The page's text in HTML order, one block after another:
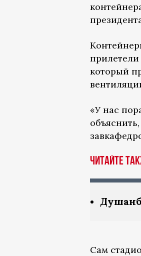
который
«У нас
Читайте
Сам